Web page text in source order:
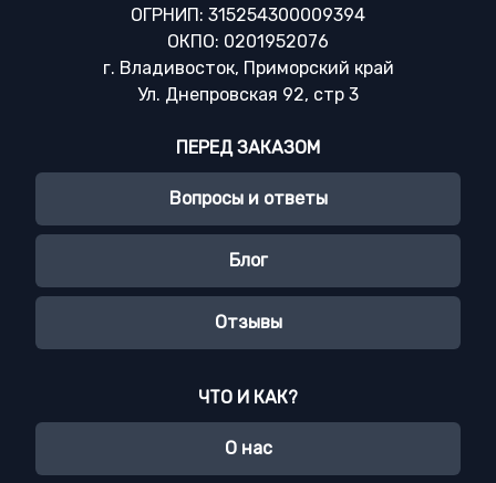
ОГРНИП: 315254300009394
ОКПО: 0201952076
г. Владивосток, Приморский край
Ул. Днепровская 92, стр 3
ПЕРЕД ЗАКАЗОМ
Вопросы и ответы
Блог
Отзывы
ЧТО И КАК?
О нас